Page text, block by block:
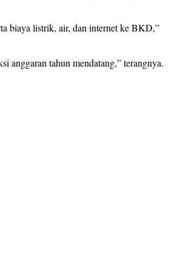
biaya listrik, air, dan internet ke BKD,”
anggaran tahun mendatang,” terangnya.